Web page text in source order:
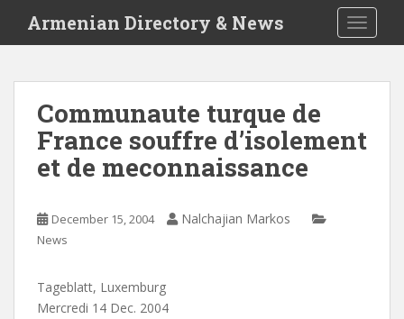
i
Armenian Directory & News
Communaute turque de
France souffre d’isolement
et de meconnaissance
December 15, 2004 Nalchajian Markos
News
Tageblatt, Luxemburg
Mercredi 14 Dec. 2004